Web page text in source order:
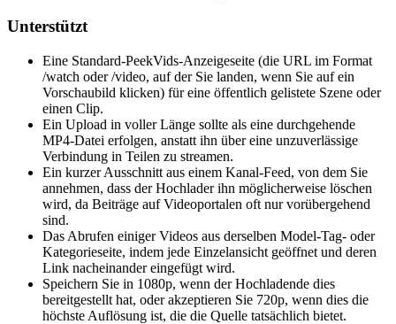
Unterstützt
Eine Standard-PeekVids-Anzeigeseite (die URL im Format
/watch oder /video, auf der Sie landen, wenn Sie auf ein
Vorschaubild klicken) für eine öffentlich gelistete Szene oder
einen Clip.
Ein Upload in voller Länge sollte als eine durchgehende
MP4-Datei erfolgen, anstatt ihn über eine unzuverlässige
Verbindung in Teilen zu streamen.
Ein kurzer Ausschnitt aus einem Kanal-Feed, von dem Sie
annehmen, dass der Hochlader ihn möglicherweise löschen
wird, da Beiträge auf Videoportalen oft nur vorübergehend
sind.
Das Abrufen einiger Videos aus derselben Model-Tag- oder
Kategorieseite, indem jede Einzelansicht geöffnet und deren
Link nacheinander eingefügt wird.
Speichern Sie in 1080p, wenn der Hochladende dies
bereitgestellt hat, oder akzeptieren Sie 720p, wenn dies die
höchste Auflösung ist, die die Quelle tatsächlich bietet.